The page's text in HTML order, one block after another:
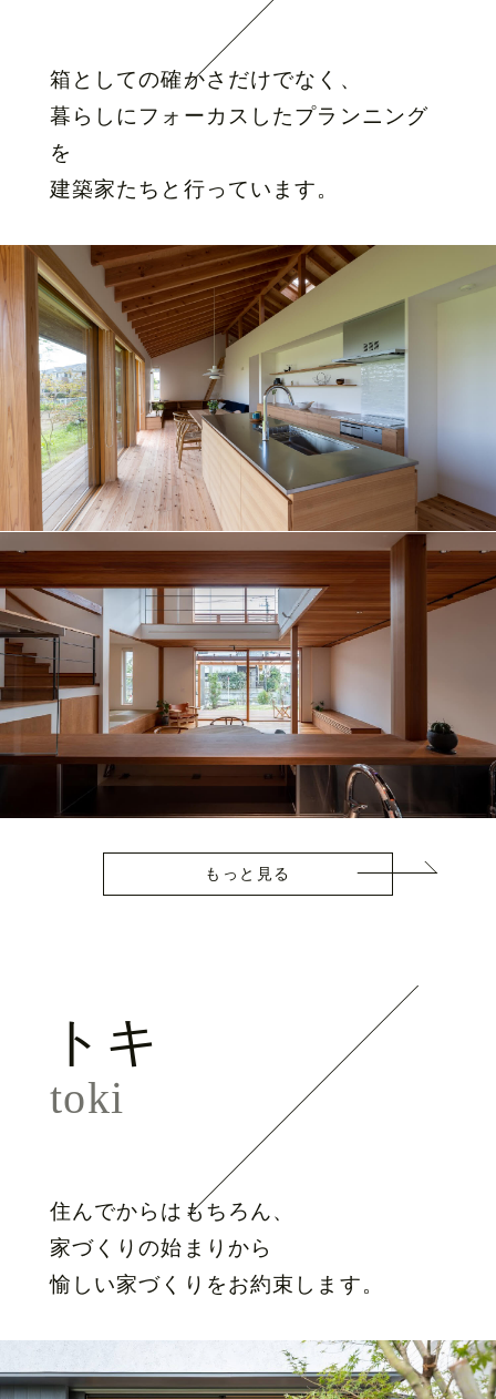
箱としての確かさだけでなく、
暮らしにフォーカスしたプランニング
を
建築家たちと行っています。
もっと見る
トキ
toki
住んでからはもちろん、
家づくりの始まりから
愉しい家づくりをお約束します。